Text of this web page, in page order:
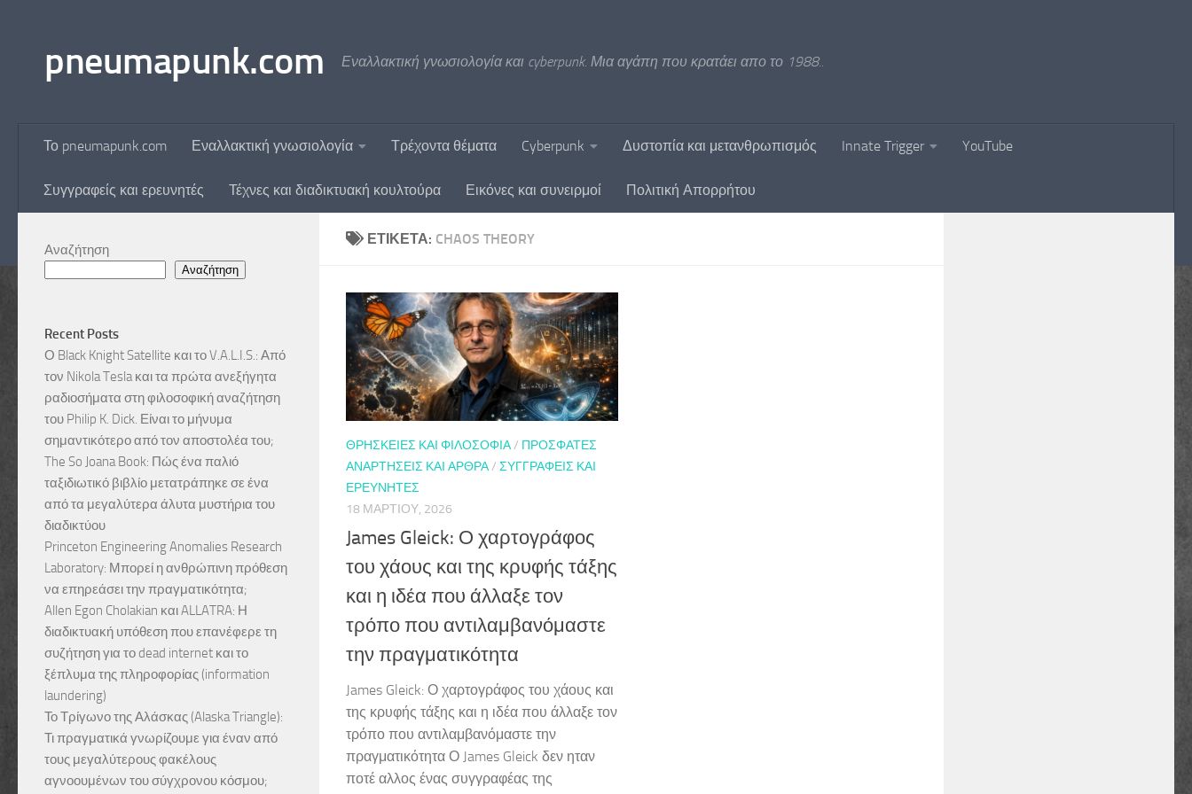
pneumapunk.com Εναλλακτική γνωσιολογία και cyberpunk. Μια αγάπη που κρατάει απο το 1988..
Το pneumapunk.com Εναλλακτική γνωσιολογία Τρέχοντα θέματα Cyberpunk Δυστοπία και μετανθρωπισμός Innate Trigger YouTube
Συγγραφείς και ερευνητές Τέχνες και διαδικτυακή κουλτούρα Εικόνες και συνειρμοί Πολιτική Απορρήτου
ΕΤΙΚΈΤΑ: CHAOS THEORY
ΘΡΗΣΚΕΊΕΣ ΚΑΙ ΦΙΛΟΣΟΦΊΑ/ ΠΡΌΣΦΑΤΕΣ
ΑΝΑΡΤΉΣΕΙΣ ΚΑΙ ΆΡΘΡΑ/ ΣΥΓΓΡΑΦΕΊΣ ΚΑΙ
ΕΡΕΥΝΗΤΈΣ
18 ΜΑΡΤΊΟΥ, 2026
James Gleick: Ο χαρτογράφος
του χάους και της κρυφής τάξης
και η ιδέα που άλλαξε τον
τρόπο που αντιλαμβανόμαστε
την πραγματικότητα
James Gleick: Ο χαρτογράφος του χάους και
της κρυφής τάξης και η ιδέα που άλλαξε τον
τρόπο που αντιλαμβανόμαστε την
πραγματικότητα Ο James Gleick δεν ηταν
ποτέ αλλος ένας συγγραφέας της
Αναζήτηση
Αναζήτηση
Recent Posts
Ο Black Knight Satellite και το V.A.L.I.S.: Από
τον Nikola Tesla και τα πρώτα ανεξήγητα
ραδιοσήματα στη φιλοσοφική αναζήτηση
του Philip K. Dick. Είναι το μήνυμα
σημαντικότερο από τον αποστολέα του;
The So Joana Book: Πώς ένα παλιό
ταξιδιωτικό βιβλίο μετατράπηκε σε ένα
από τα μεγαλύτερα άλυτα μυστήρια του
διαδικτύου
Princeton Engineering Anomalies Research
Laboratory: Μπορεί η ανθρώπινη πρόθεση
να επηρεάσει την πραγματικότητα;
Allen Egon Cholakian και ALLATRA: Η
διαδικτυακή υπόθεση που επανέφερε τη
συζήτηση για το dead internet και το
ξέπλυμα της πληροφορίας (information
laundering)
Το Τρίγωνο της Αλάσκας (Alaska Triangle):
Τι πραγματικά γνωρίζουμε για έναν από
τους μεγαλύτερους φακέλους
αγνοουμένων του σύγχρονου κόσμου;